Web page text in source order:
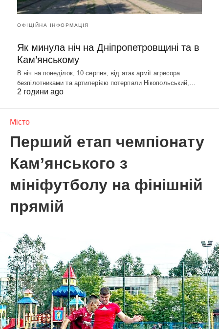
ОФІЦІЙНА ІНФОРМАЦІЯ
Як минула ніч на Дніпропетровщині та в
Кам’янському
В ніч на понеділок, 10 серпня, від атак армії агресора
безпілотниками та артилерією потерпали Нікопольський,…
2 години ago